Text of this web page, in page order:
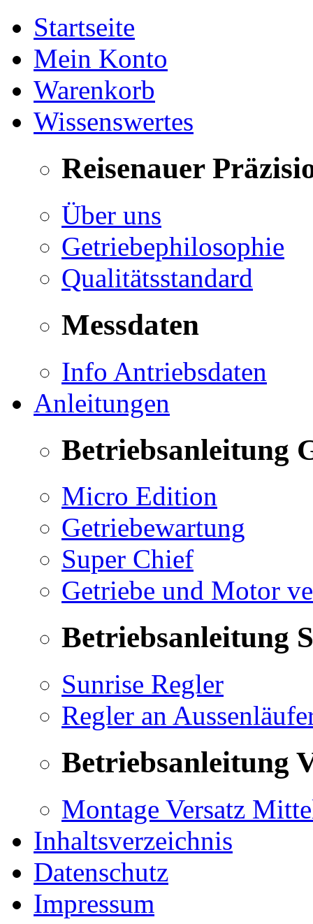
Startseite
Mein Konto
Warenkorb
Wissenswertes
Reisenauer
Über uns
Getriebephilosophie
Qualitätsstandard
Messdaten
Info Antriebsdaten
Anleitungen
Betriebsanleitung
Micro Edition
Getriebewartung
Super Chief
Getriebe und Motor
Betriebsanleitung
Sunrise Regler
Regler an
Betriebsanleitung
Montage Versatz
Inhaltsverzeichnis
Datenschutz
Impressum